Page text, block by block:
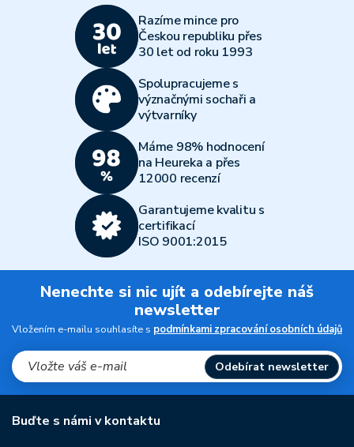
Razíme mince pro
Českou republiku přes
30 let od roku 1993
Spolupracujeme s
význačnými sochaři a
výtvarníky
Máme 98% hodnocení
na Heureka a přes
12000 recenzí
Garantujeme kvalitu s
certifikací
ISO 9001:2015
Nenechte si nic ujít a odebírejte náš
newsletter
Vložením e-mailu souhlasíte s podmínkami zpracování osobních údajů
Odebírat newsletter
Buďte s námi v kontaktu